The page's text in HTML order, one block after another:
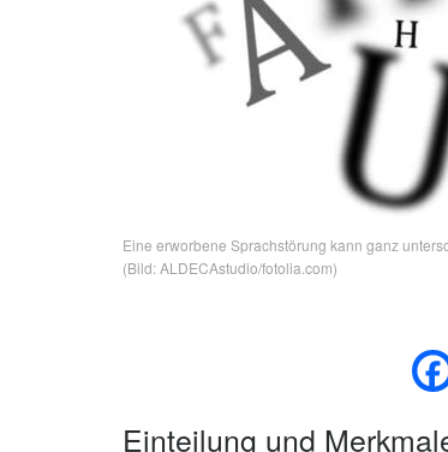
Eine erworbene Sprachstörung kann ganz
(Bild: ALDECAstudio/fotolia.com)
Einteilung und